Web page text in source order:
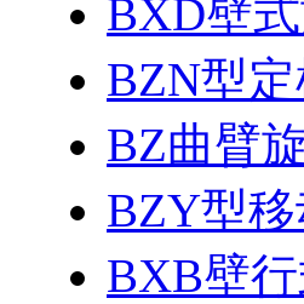
BXD壁
BZN型
BZ曲臂
BZY型
BXB壁